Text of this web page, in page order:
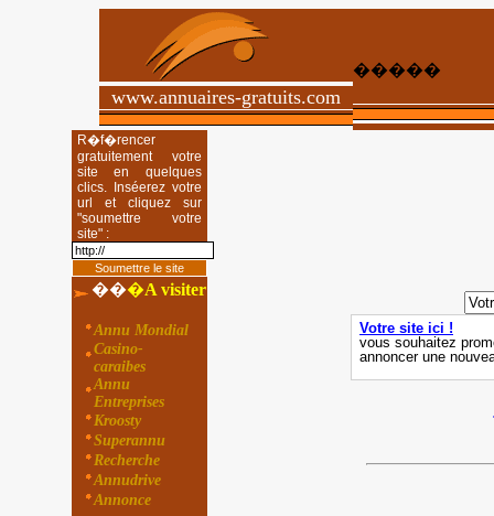
www.annuaires-gratuits.com
�����
R�f�rencer
gratuitement votre
site en quelques
clics. Inséerez votre
url et cliquez sur
"soumettre votre
site" :
���A visiter
Annu Mondial
Casino-
caraibes
Annu
Entreprises
Kroosty
Superannu
Recherche
Annudrive
Annonce